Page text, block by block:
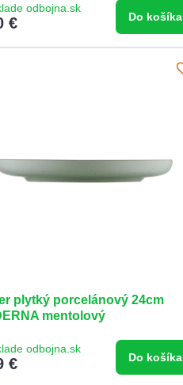
odbojna.sk
€ Do košíka
plytký porcelánový 24cm
mentolový
odbojna.sk
€ Do košíka